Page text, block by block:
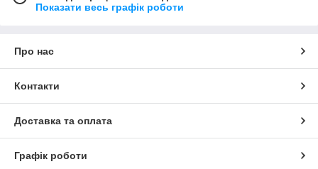
Показати весь графік роботи
Про нас
Контакти
Доставка та оплата
Графік роботи